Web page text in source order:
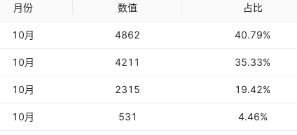
月份 数值 占比
10月 4862 40.79%
10月 4211 35.33%
10月 2315 19.42%
10月 531 4.46%